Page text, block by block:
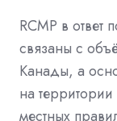
RCMP в ответ
связаны с
Канады, а
на
местных